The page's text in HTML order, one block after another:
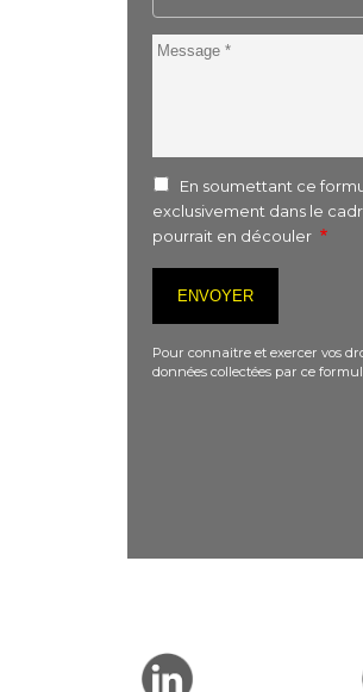
Message
En soumettant ce
exclusivement dans le
pourrait en découler
Pour connaitre et exercer vos
données collectées par ce